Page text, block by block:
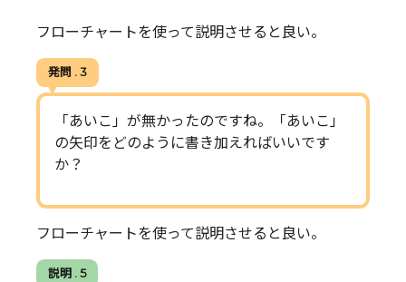
フローチャートを使って説明させると良い。
発問 . 3
「あいこ」が無かったのですね。「あいこ」
の矢印をどのように書き加えればいいです
か？
フローチャートを使って説明させると良い。
説明 . 5